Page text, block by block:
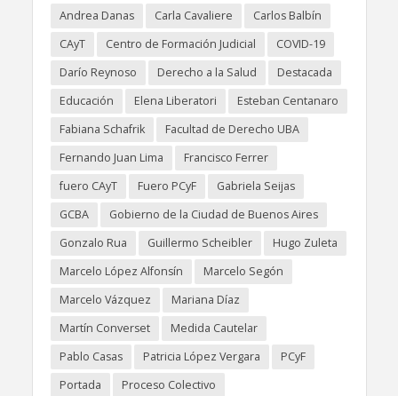
Andrea Danas
Carla Cavaliere
Carlos Balbín
CAyT
Centro de Formación Judicial
COVID-19
Darío Reynoso
Derecho a la Salud
Destacada
Educación
Elena Liberatori
Esteban Centanaro
Fabiana Schafrik
Facultad de Derecho UBA
Fernando Juan Lima
Francisco Ferrer
fuero CAyT
Fuero PCyF
Gabriela Seijas
GCBA
Gobierno de la Ciudad de Buenos Aires
Gonzalo Rua
Guillermo Scheibler
Hugo Zuleta
Marcelo López Alfonsín
Marcelo Segón
Marcelo Vázquez
Mariana Díaz
Martín Converset
Medida Cautelar
Pablo Casas
Patricia López Vergara
PCyF
Portada
Proceso Colectivo